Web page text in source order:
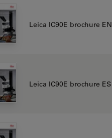
Leica IC90E brochure EN
Leica IC90E brochure ES